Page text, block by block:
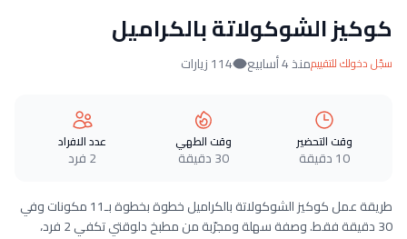
كوكيز الشوكولاتة بالكراميل
سجّل دخولك للتقييممنذ 4 أسابيع 114 زيارات
وقت التحضير
10 دقيقة
وقت الطهي
30 دقيقة
عدد الافراد
2 فرد
طريقة عمل كوكيز الشوكولاتة بالكراميل خطوة بخطوة بـ11 مكونات وفي
30 دقيقة فقط. وصفة سهلة ومجرّبة من مطبخ دلوقتي تكفي 2 فرد،